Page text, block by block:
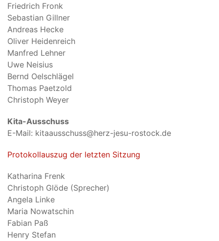
Friedrich Fronk
Sebastian Gillner
Andreas Hecke
Oliver Heidenreich
Manfred Lehner
Uwe Neisius
Bernd Oelschlägel
Thomas Paetzold
Christoph Weyer
Kita-Ausschuss
E-Mail: kitaausschuss@herz-jesu-rostock.de
Protokollauszug der letzten Sitzung
Katharina Frenk
Christoph Glöde (Sprecher)
Angela Linke
Maria Nowatschin
Fabian Paß
Henry Stefan